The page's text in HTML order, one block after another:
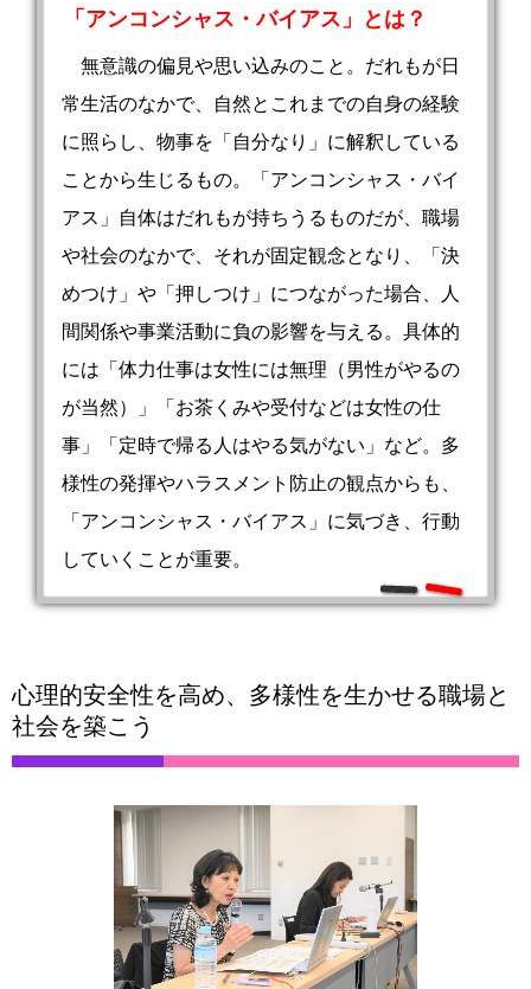
「アンコンシャス・バイアス」とは？
無意識の偏見や思い込みのこと。だれもが日
常生活のなかで、自然とこれまでの自身の経験
に照らし、物事を「自分なり」に解釈している
ことから生じるもの。「アンコンシャス・バイ
アス」自体はだれもが持ちうるものだが、職場
や社会のなかで、それが固定観念となり、「決
めつけ」や「押しつけ」につながった場合、人
間関係や事業活動に負の影響を与える。具体的
には「体力仕事は女性には無理（男性がやるの
が当然）」「お茶くみや受付などは女性の仕
事」「定時で帰る人はやる気がない」など。多
様性の発揮やハラスメント防止の観点からも、
「アンコンシャス・バイアス」に気づき、行動
していくことが重要。
心理的安全性を高め、多様性を生かせる職場と
社会を築こう